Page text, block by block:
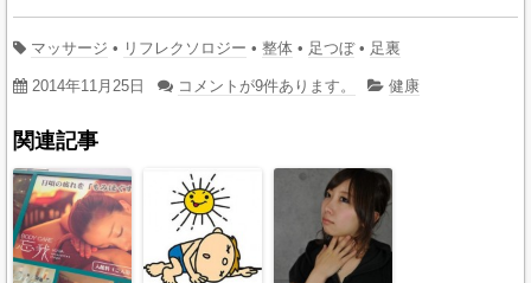
マッサージ • リフレクソロジー • 整体 • 足つぼ• 足裏
2014年11月25日 コメントが9件あります。 健康
関連記事